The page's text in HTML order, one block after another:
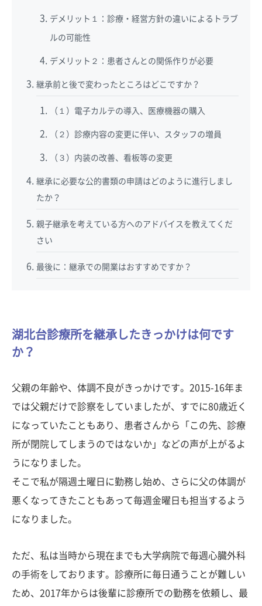
デメリット１：診療・経営方針の違いによるトラブ
ルの可能性
デメリット２：患者さんとの関係作りが必要
継承前と後で変わったところはどこですか？
（１）電子カルテの導入、医療機器の購入
（２）診療内容の変更に伴い、スタッフの増員
（３）内装の改善、看板等の変更
継承に必要な公的書類の申請はどのように進行しまし
たか？
親子継承を考えている方へのアドバイスを教えてくだ
さい
最後に：継承での開業はおすすめですか？
湖北台診療所を継承したきっかけは何です
か？
父親の年齢や、体調不良がきっかけです。2015-16年ま
では父親だけで診察をしていましたが、すでに80歳近く
になっていたこともあり、患者さんから「この先、診療
所が閉院してしまうのではないか」などの声が上がるよ
うになりました。
そこで私が隔週土曜日に勤務し始め、さらに父の体調が
悪くなってきたこともあって毎週金曜日も担当するよう
になりました。
ただ、私は当時から現在までも大学病院で毎週心臓外科
の手術をしております。診療所に毎日通うことが難しい
ため、2017年からは後輩に診療所での勤務を依頼し、最